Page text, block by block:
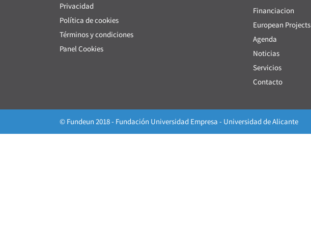
Privacidad
Política de cookies
Términos y condiciones
Panel Cookies
Financiacion
European Projects
Agenda
Noticias
Servicios
Contacto
© Fundeun 2018 - Fundación Universidad Empresa - Universidad de Alicante